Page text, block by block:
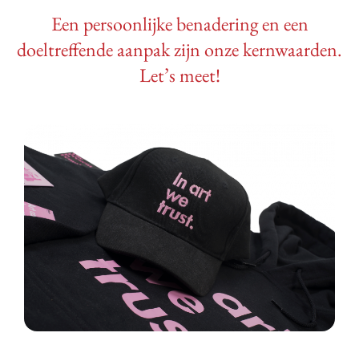
Een persoonlijke benadering en een
doeltreffende aanpak zijn onze kernwaarden.
Let’s meet!